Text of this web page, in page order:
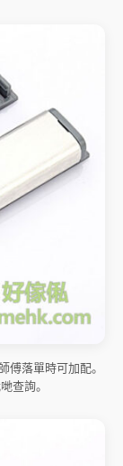
傅落單時可加配。
查詢。